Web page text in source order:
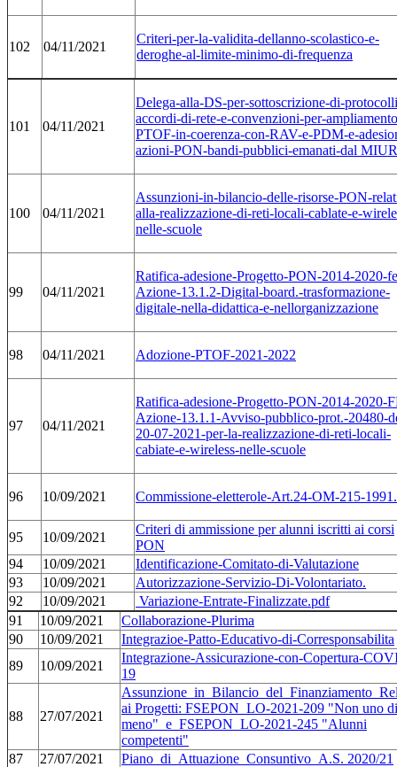
102 04/11/2021
Criteri-per-la-validita-dellanno-scolastico-e-
deroghe-al-limite-minimo-di-frequenza
101 04/11/2021
Delega-alla-DS-per-sottoscrizione-di-
accordi-di-rete-e-convenzioni-per-
PTOF-in-coerenza-con-RAV-e-PDM-e-
azioni-PON-bandi-pubblici-emanati-dal MIUR
100 04/11/2021
Assunzioni-in-bilancio-delle-risorse-PON-
alla-realizzazione-di-reti-locali-cablate-e-
nelle-scuole
99 04/11/2021
Ratifica-adesione-Progetto-PON-2014-2020-
Azione-13.1.2-Digital-board.-trasformazione-
digitale-nella-didattica-e-nellorganizzazione
98 04/11/2021 Adozione-PTOF-2021-2022
97 04/11/2021
Ratifica-adesione-Progetto-PON-2014-2020-
Azione-13.1.1-Avviso-pubblico-prot.-20480-
20-07-2021-per-la-realizzazione-di-reti-locali-
cabiate-e-wireless-nelle-scuole
96 10/09/2021 Commissione-eletterole-Art.24-OM-215-
95 10/09/2021
Criteri di ammissione per alunni iscritti ai corsi
PON
94
10/09/2021
Identificazione-Comitato-di-Valutazione
93
10/09/2021
Autorizzazione-Servizio-Di-Volontariato.
92
10/09/2021
Variazione-Entrate-Finalizzate.pdf
91
10/09/2021
Collaborazione-Plurima
90
10/09/2021
Integrazioe-Patto-Educativo-di-Corresponsabilita
89
10/09/2021
Integrazione-Assicurazione-con-Copertura-
19
88 27/07/2021
ai Progetti: FSEPON_LO-2021-209 "Non uno di
meno" e FSEPON_LO-2021-245 "Alunni
competenti"
87
27/07/2021
Piano_di_Attuazione_Consuntivo_A.S. 2020/21